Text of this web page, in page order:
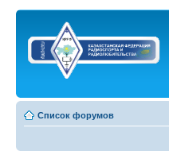
Список форумов